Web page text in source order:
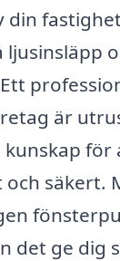
din
är
för
säkert.
det ge dig